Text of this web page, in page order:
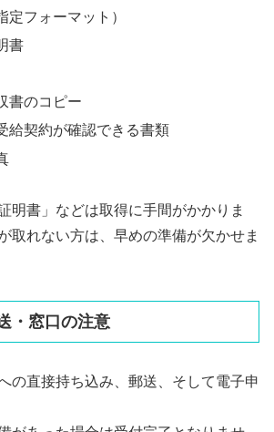
定フォーマット）
書
書のコピー
給契約が確認できる書類
明書」などは取得に手間がかかりま
取れない方は、早めの準備が欠かせま
・窓口の注意
の直接持ち込み、郵送、そして電子申